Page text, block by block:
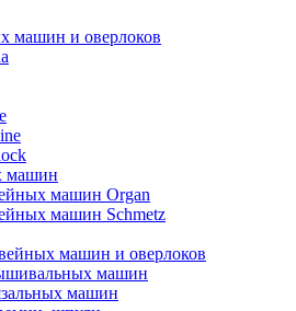
машин и оверлоков
машин
машин Organ
машин Schmetz
машин и оверлоков
машин
машин